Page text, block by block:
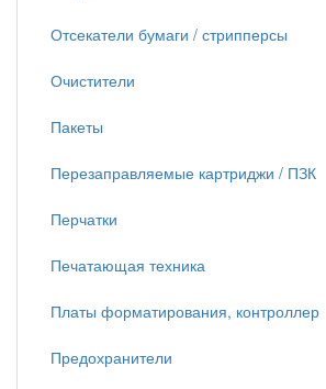
Отсекатели бумаги / стрипперсы
Очистители
Пакеты
Перезаправляемые картриджи / ПЗК
Перчатки
Печатающая техника
Платы форматирования, контроллер
Предохранители